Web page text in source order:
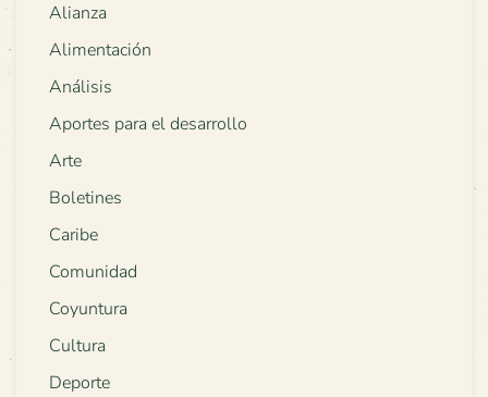
Alianza
Alimentación
Análisis
Aportes para el desarrollo
Arte
Boletines
Caribe
Comunidad
Coyuntura
Cultura
Deporte